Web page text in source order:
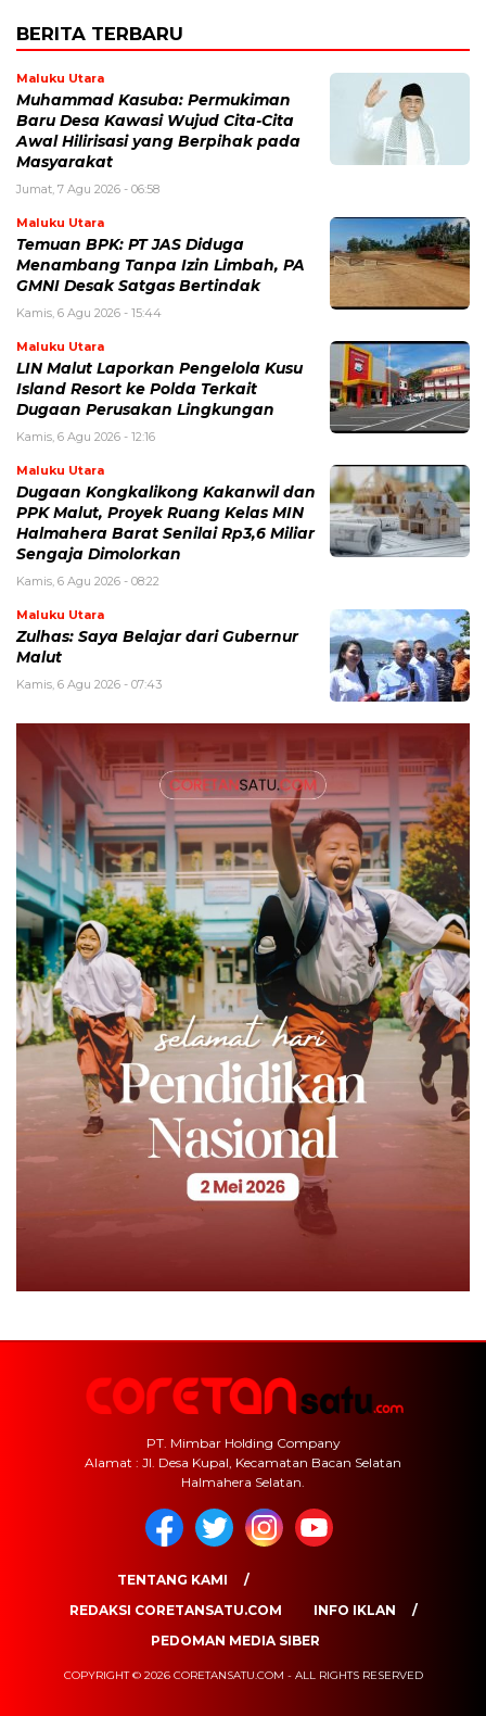
BERITA TERBARU
Maluku Utara
Muhammad Kasuba: Permukiman
Baru Desa Kawasi Wujud Cita-Cita
Awal Hilirisasi yang Berpihak pada
Masyarakat
Jumat, 7 Agu 2026 - 06:58
Maluku Utara
Temuan BPK: PT JAS Diduga
Menambang Tanpa Izin Limbah, PA
GMNI Desak Satgas Bertindak
Kamis, 6 Agu 2026 - 15:44
Maluku Utara
LIN Malut Laporkan Pengelola Kusu
Island Resort ke Polda Terkait
Dugaan Perusakan Lingkungan
Kamis, 6 Agu 2026 - 12:16
Maluku Utara
Dugaan Kongkalikong Kakanwil dan
PPK Malut, Proyek Ruang Kelas MIN
Halmahera Barat Senilai Rp3,6 Miliar
Sengaja Dimolorkan
Kamis, 6 Agu 2026 - 08:22
Maluku Utara
Zulhas: Saya Belajar dari Gubernur
Malut
Kamis, 6 Agu 2026 - 07:43
PT. Mimbar Holding Company
Alamat : Jl. Desa Kupal, Kecamatan Bacan Selatan
Halmahera Selatan.
TENTANG KAMI
REDAKSI CORETANSATU.COM
INFO IKLAN
PEDOMAN MEDIA SIBER
COPYRIGHT © 2026 CORETANSATU.COM - ALL RIGHTS RESERVED